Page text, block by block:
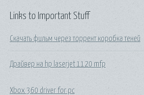
Links to Important Stuff
Скачать фильм через торрент коробка теней
Драйвер на hp laserjet 1120 mfp
Xbox 360 driver for pc